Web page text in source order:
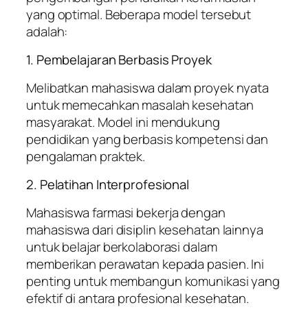
yang optimal. Beberapa model tersebut
adalah:
1. Pembelajaran Berbasis Proyek
Melibatkan mahasiswa dalam proyek nyata
untuk memecahkan masalah kesehatan
masyarakat. Model ini mendukung
pendidikan yang berbasis kompetensi dan
pengalaman praktek.
2. Pelatihan Interprofesional
Mahasiswa farmasi bekerja dengan
mahasiswa dari disiplin kesehatan lainnya
untuk belajar berkolaborasi dalam
memberikan perawatan kepada pasien. Ini
penting untuk membangun komunikasi yang
efektif di antara profesional kesehatan.